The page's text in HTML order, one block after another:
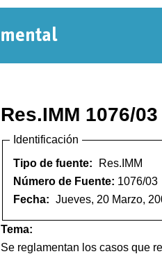
Res.IMM 1076/
Identificación
Tipo de fuente:
Res.IMM
Número de Fuente: 1076/03
Fecha: Jueves, 20 Marzo,
Tema:
Se reglamentan los casos que